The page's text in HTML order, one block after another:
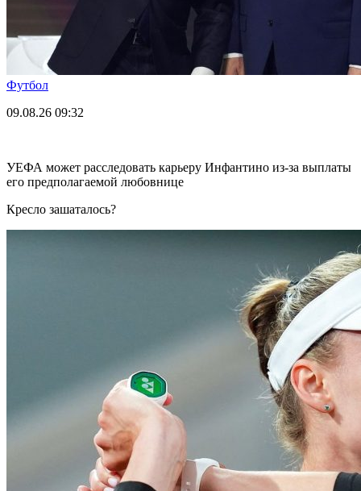
Футбол
09.08.26 09:32
УЕФА может расследовать карьеру Инфантино из-за выплаты
его предполагаемой любовнице
Кресло зашаталось?